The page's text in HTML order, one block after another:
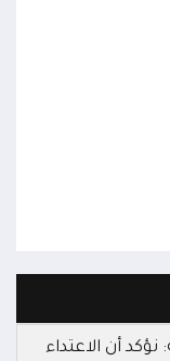
أن الاعتداء